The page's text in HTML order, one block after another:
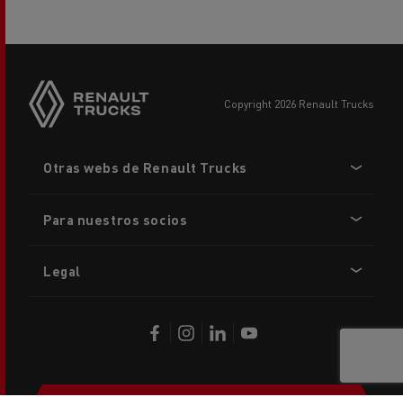
copyright 2026 Renault Trucks
menu
Otras webs de Renault Trucks
Para nuestros socios
Legal